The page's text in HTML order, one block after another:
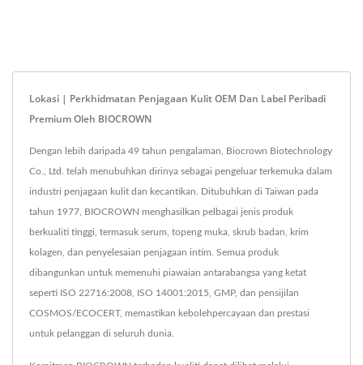
Lokasi | Perkhidmatan Penjagaan Kulit OEM Dan Label Peribadi
Premium Oleh BIOCROWN
Dengan lebih daripada 49 tahun pengalaman, Biocrown Biotechnology
Co., Ltd. telah menubuhkan dirinya sebagai pengeluar terkemuka dalam
industri penjagaan kulit dan kecantikan. Ditubuhkan di Taiwan pada
tahun 1977, BIOCROWN menghasilkan pelbagai jenis produk
berkualiti tinggi, termasuk serum, topeng muka, skrub badan, krim
kolagen, dan penyelesaian penjagaan intim. Semua produk
dibangunkan untuk memenuhi piawaian antarabangsa yang ketat
seperti ISO 22716:2008, ISO 14001:2015, GMP, dan pensijilan
COSMOS/ECOCERT, memastikan kebolehpercayaan dan prestasi
untuk pelanggan di seluruh dunia.